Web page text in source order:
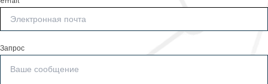
Запрос